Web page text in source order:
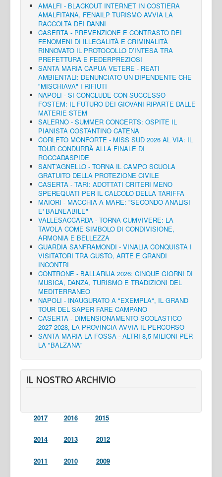
AMALFI - BLACKOUT INTERNET IN COSTIERA
AMALFITANA, FENAILP TURISMO AVVIA LA
RACCOLTA DEI DANNI
CASERTA - PREVENZIONE E CONTRASTO DEI
FENOMENI DI ILLEGALITÀ E CRIMINALITÀ
RINNOVATO IL PROTOCOLLO D’INTESA TRA
PREFETTURA E FEDERPREZIOSI
SANTA MARIA CAPUA VETERE - REATI
AMBIENTALI: DENUNCIATO UN DIPENDENTE CHE
"MISCHIAVA" I RIFIUTI
NAPOLI - SI CONCLUDE CON SUCCESSO
FOSTEM: IL FUTURO DEI GIOVANI RIPARTE DALLE
MATERIE STEM
SALERNO - SUMMER CONCERTS: OSPITE IL
PIANISTA COSTANTINO CATENA
CORLETO MONFORTE - MISS SUD 2026 AL VIA: IL
TOUR CONDURRÀ ALLA FINALE DI
ROCCADASPIDE
SANT’AGNELLO - TORNA IL CAMPO SCUOLA
GRATUITO DELLA PROTEZIONE CIVILE
CASERTA - TARI: ADOTTATI CRITERI MENO
SPEREQUATI PER IL CALCOLO DELLA TARIFFA
MAIORI - MACCHIA A MARE: "SECONDO ANALISI
E' BALNEABILE"
VALLESACCARDA - TORNA CUMVIVERE: LA
TAVOLA COME SIMBOLO DI CONDIVISIONE,
ARMONIA E BELLEZZA
GUARDIA SANFRAMONDI - VINALIA CONQUISTA I
VISITATORI TRA GUSTO, ARTE E GRANDI
INCONTRI
CONTRONE - BALLARIJA 2026: CINQUE GIORNI DI
MUSICA, DANZA, TURISMO E TRADIZIONI DEL
MEDITERRANEO
NAPOLI - INAUGURATO A "EXEMPLA", IL GRAND
TOUR DEL SAPER FARE CAMPANO
CASERTA - DIMENSIONAMENTO SCOLASTICO
2027-2028, LA PROVINCIA AVVIA IL PERCORSO
SANTA MARIA LA FOSSA - ALTRI 8,5 MILIONI PER
LA "BALZANA"
IL NOSTRO ARCHIVIO
2017 2016 2015
2014 2013 2012
2011 2010 2009